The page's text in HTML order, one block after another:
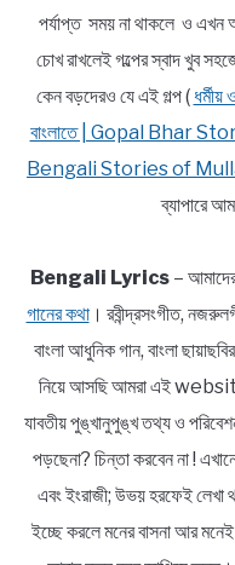
পর্যাপ্ত সময় না থাকলে ও এখন
চোখ রাখলেই গল্পের স্বাদ খুব
কেন বড়দেরও যে এই গল্প (
বাংলাতে | Gopal Bhar
Bengali Stories of
ব্যাপারে
Bengali Lyrics –
গানের কথা। রবীন্দ্রসংগীত,
বাংলা আধুনিক গান, বাংলা
নিয়ে আসছি আমরা এই website
যাবতীয় পুঙ্খানুপুঙ্খ তথ্য ও
পড়ছেনা? চিন্তা করবেন না !
এবং ইংরাজী; উভয় হরফেই লেখা
ইচ্ছে করলে মনের বাসনা আর মনেই